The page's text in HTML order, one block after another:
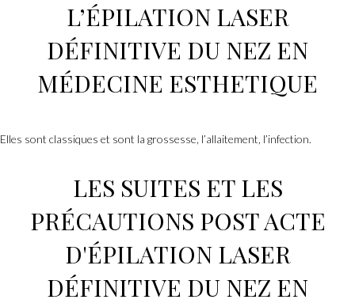
L’ÉPILATION LASER
DÉFINITIVE DU NEZ EN
MÉDECINE ESTHETIQUE
Elles sont classiques et sont la grossesse, l’allaitement, l’infection.
LES SUITES ET LES
PRÉCAUTIONS POST ACTE
D'ÉPILATION LASER
DÉFINITIVE DU NEZ EN